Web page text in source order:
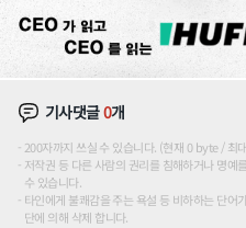
기사댓글0개
200자까지 쓰실 수 있습니다. (현재 0 byte / 최
저작권 등 다른 사람의 권리를 침해하거나 명예
수 있습니다.
타인에게 불쾌감을 주는 욕설 등 비하하는 단어
단에 의해 삭제 합니다.